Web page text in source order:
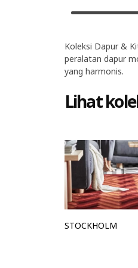
Koleksi Dapur &
peralatan dapur
yang harmonis.
Lihat
STOCKHOLM